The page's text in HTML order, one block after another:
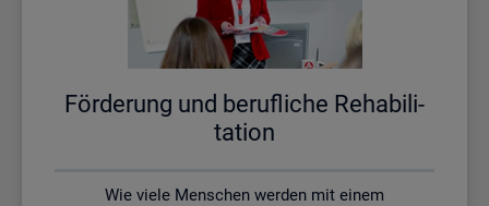
För­de­rung und be­ruf­li­che Re­ha­bi­li­
ta­ti­on
Wie viele Menschen werden mit einem